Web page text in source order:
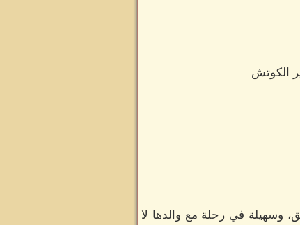
الكوتش
وسهيلة في رحلة مع والدها لا